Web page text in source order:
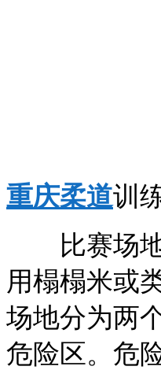
重庆柔道训
比赛场地
用榻榻米或
场地分为两
危险区。危